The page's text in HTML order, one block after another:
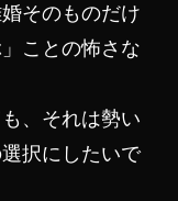
そのものだけ
ことの怖さな
、それは勢い
択にしたいで